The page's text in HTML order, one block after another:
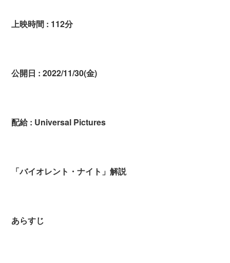
上映時間 : 112分
公開日 : 2022/11/30(金)
配給 : Universal Pictures
「バイオレント・ナイト」解説
あらすじ